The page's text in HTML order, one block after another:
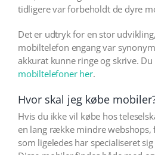
tidligere var forbeholdt de dyre
Det er udtryk for en stor
mobiltelefon engang var
akkurat kunne ringe og skrive. Du
mobiltelefoner her.
Hvor skal jeg købe
Hvis du ikke vil købe hos
en lang række mindre webshops,
som ligeledes har specialiseret